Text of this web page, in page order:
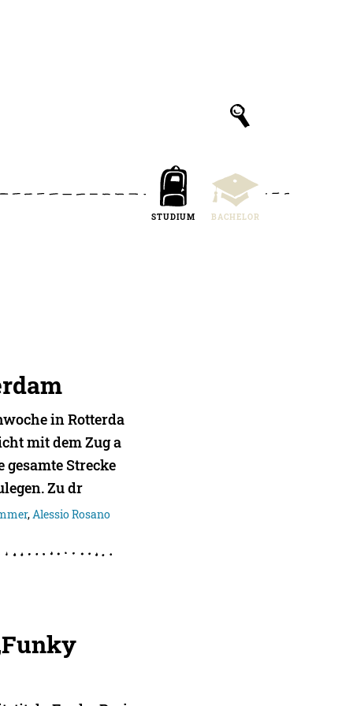
STUDIUM BACHELOR
in Rotterda
mit dem Zug a
Strecke
Zu dr
,Alessio Rosano